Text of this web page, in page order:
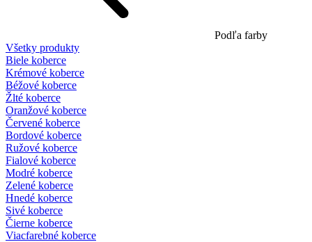
Podľa farby
Všetky produkty
Biele koberce
Krémové koberce
Béžové koberce
Žlté koberce
Oranžové koberce
Červené koberce
Bordové koberce
Ružové koberce
Fialové koberce
Modré koberce
Zelené koberce
Hnedé koberce
Sivé koberce
Čierne koberce
Viacfarebné koberce